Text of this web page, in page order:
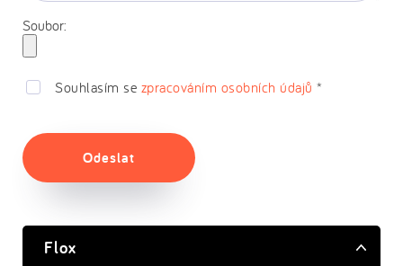
Soubor:
Souhlasím se zpracováním osobních údajů *
Odeslat
Flox